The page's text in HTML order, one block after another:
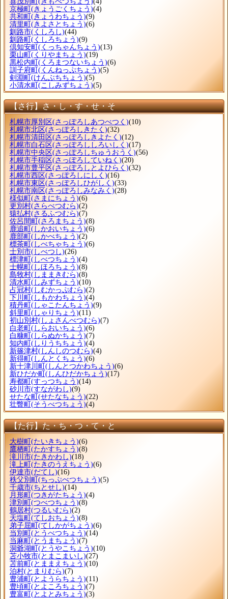
京極町(きょうごくちょう)(4)
共和町(きょうわちょう)(9)
清里町(きよさとちょう)(6)
釧路市(くしろし)(44)
釧路町(くしろちょう)(9)
倶知安町(くっちゃんちょう)(13)
栗山町(くりやまちょう)(19)
黒松内町(くろまつないちょう)(6)
訓子府町(くんねっぷちょう)(5)
剣淵町(けんぶちちょう)(5)
小清水町(こしみずちょう)(5)
【さ行】さ・し・す・せ・そ
札幌市厚別区(さっぽろしあつべつく)(10)
札幌市北区(さっぽろしきたく)(32)
札幌市清田区(さっぽろしきよたく)(12)
札幌市白石区(さっぽろししろいしく)(17)
札幌市中央区(さっぽろしちゅうおうく)(56)
札幌市手稲区(さっぽろしていねく)(20)
札幌市豊平区(さっぽろしとよひらく)(32)
札幌市西区(さっぽろしにしく)(16)
札幌市東区(さっぽろしひがしく)(33)
札幌市南区(さっぽろしみなみく)(28)
様似町 (さまにちょう)(6)
更別村(さらべつむら)(2)
猿払村(さるふつむら)(7)
佐呂間町 (さろまちょう)(8)
鹿追町 (しかおいちょう)(6)
鹿部町 (しかべちょう)(2)
標茶町 (しべちゃちょう)(6)
士別市(しべつし)(26)
標津町 (しべつちょう)(4)
士幌町 (しほろちょう)(8)
島牧村(しままきむら)(8)
清水町 (しみずちょう)(10)
占冠村(しむかっぷむら)(2)
下川町 (しもかわちょう)(4)
積丹町 (しゃこたんちょう)(9)
斜里町 (しゃりちょう)(11)
初山別村(しょさんべつむら)(7)
白老町 (しらおいちょう)(6)
白糠町 (しらぬかちょう)(7)
知内町 (しりうちちょう)(4)
新篠津村(しんしのつむら)(4)
新得町 (しんとくちょう)(6)
新十津川町 (しんとつかわちょう)(6)
新ひだか町 (しんひだかちょう)(17)
寿都町 (すっつちょう)(14)
砂川市(すながわし)(9)
せたな町 (せたなちょう)(22)
壮瞥町 (そうべつちょう)(4)
【た行】た・ち・つ・て・と
大樹町 (たいきちょう)(6)
鷹栖町 (たかすちょう)(8)
滝川市(たきかわし)(18)
滝上町 (たきのうえちょう)(6)
伊達市(だてし)(16)
秩父別町 (ちっぷべつちょう)(5)
千歳市(ちとせし)(14)
月形町 (つきがたちょう)(4)
津別町 (つべつちょう)(8)
鶴居村(つるいむら)(2)
天塩町 (てしおちょう)(8)
弟子屈町 (てしかがちょう)(6)
当別町 (とうべつちょう)(14)
当麻町 (とうまちょう)(7)
洞爺湖町 (とうやこちょう)(10)
苫小牧市(とまこまいし)(27)
苫前町 (とままえちょう)(10)
泊村(とまりむら)(7)
豊浦町 (とようらちょう)(11)
豊頃町 (とよころちょう)(7)
豊富町 (とよとみちょう)(3)